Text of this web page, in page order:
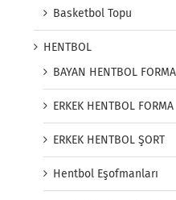
Basketbol Topu
HENTBOL
BAYAN HENTBOL FORMA
ERKEK HENTBOL FORMA
ERKEK HENTBOL ŞORT
Hentbol Eşofmanları